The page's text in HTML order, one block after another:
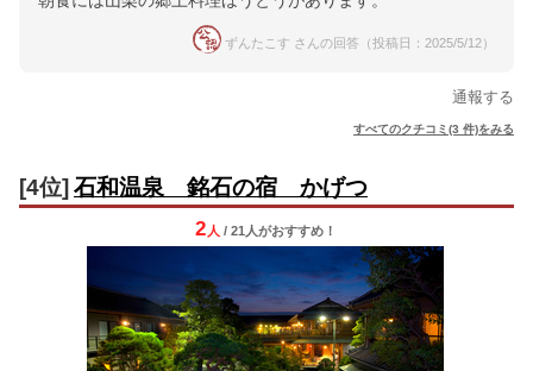
ずんたこす さんの回答（投稿日：2025/5/12）
通報する
すべてのクチコミ(3 件)をみる
[4位] 石和温泉 銘石の宿 かげつ
2 人 / 21人がおすすめ！